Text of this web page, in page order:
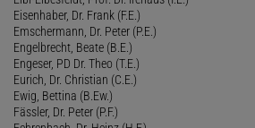
Eisenhaber, Dr. Frank (F.E.)
Emschermann, Dr. Peter (P.E.)
Engelbrecht, Beate (B.E.)
Engeser, PD Dr. Theo (T.E.)
Eurich, Dr. Christian (C.E.)
Ewig, Bettina (B.Ew.)
Fässler, Dr. Peter (P.F.)